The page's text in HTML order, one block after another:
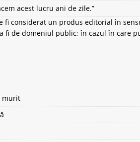
acest lucru ani de zile.”
considerat un produs editorial în
de domeniul public; în cazul în care
murit